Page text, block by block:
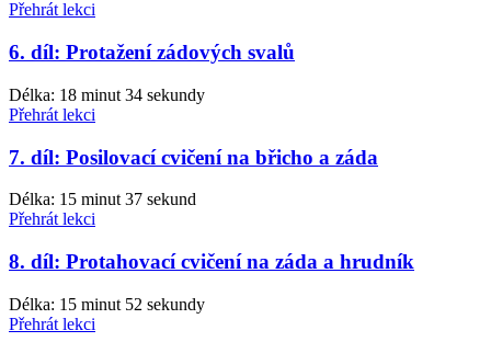
Přehrát lekci
6. díl: Protažení zádových svalů
Délka: 18 minut 34 sekundy
Přehrát lekci
7. díl: Posilovací cvičení na břicho a záda
Délka: 15 minut 37 sekund
Přehrát lekci
8. díl: Protahovací cvičení na záda a hrudník
Délka: 15 minut 52 sekundy
Přehrát lekci